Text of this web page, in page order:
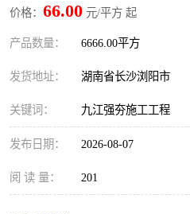
价格： 66.00 元/平方 起
产品数量： 6666.00平方
发货地址： 湖南省长沙浏阳市
关键词： 九江强夯施工工程
发布日期： 2026-08-07
阅 读 量： 201